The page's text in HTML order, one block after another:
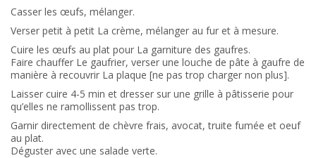
Casser les œufs, mélanger.
Verser petit à petit La crème, mélanger au fur et à mesure.
Cuire les œufs au plat pour La garniture des gaufres.
Faire chauffer Le gaufrier, verser une louche de pâte à gaufre de
manière à recouvrir La plaque [ne pas trop charger non plus].
Laisser cuire 4-5 min et dresser sur une grille à pâtisserie pour
qu’elles ne ramollissent pas trop.
Garnir directement de chèvre frais, avocat, truite fumée et oeuf
au plat.
Déguster avec une salade verte.